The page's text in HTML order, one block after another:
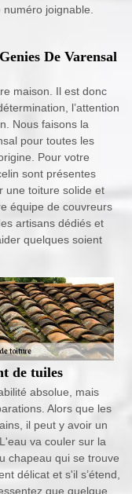
joignable.
De Varensal
maison. Il est donc
l’attention
Nous faisons la
pour toutes les
Pour votre
sont présentes
une toiture solide et
équipe de couvreurs
artisans dédiés et
quelques soient
de tuiles
absolue, mais
Alors que les
il peut y avoir un
va couler sur la
chapeau qui se trouve
délicat et s'il s’étend,
que quelque